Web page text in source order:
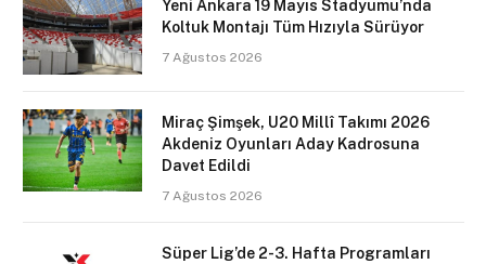
Yeni Ankara 19 Mayıs Stadyumu’nda
Koltuk Montajı Tüm Hızıyla Sürüyor
7 Ağustos 2026
Miraç Şimşek, U20 Millî Takımı 2026
Akdeniz Oyunları Aday Kadrosuna
Davet Edildi
7 Ağustos 2026
Süper Lig’de 2-3. Hafta Programları